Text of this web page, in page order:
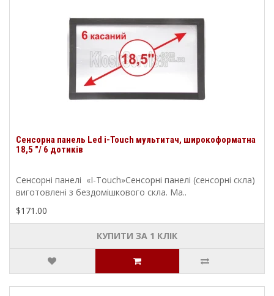
Сенсорна панель Led i-Touch мультитач, широкоформатна
18,5 "/ 6 дотиків
Сенсорні панелі «I-Touch»Сенсорні панелі (сенсорні скла)
виготовлені з бездомішкового скла. Ма..
$171.00
КУПИТИ ЗА 1 КЛIК